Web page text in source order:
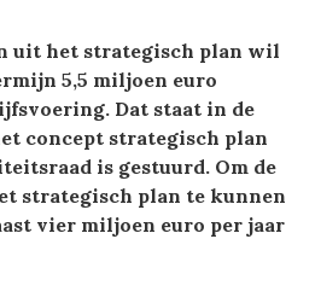
uit het strategisch plan wil
5,5 miljoen euro
Dat staat in de
concept strategisch plan
is gestuurd. Om de
strategisch plan te kunnen
vier miljoen euro per jaar